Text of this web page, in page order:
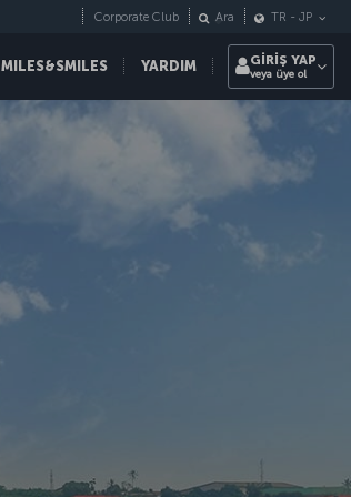
MILES&SMILES YARDIM
Corporate Club Ara TR - JP
GİRİŞ YAP
veya üye ol